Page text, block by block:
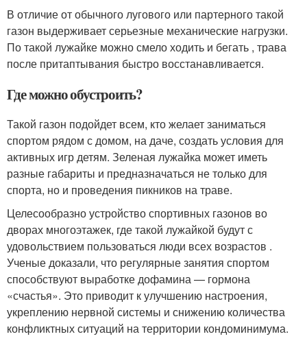
В отличие от обычного лугового или партерного такой
газон выдерживает серьезные механические нагрузки.
По такой лужайке можно смело ходить и бегать , трава
после притаптывания быстро восстанавливается.
Где можно обустроить?
Такой газон подойдет всем, кто желает заниматься
спортом рядом с домом, на даче, создать условия для
активных игр детям. Зеленая лужайка может иметь
разные габариты и предназначаться не только для
спорта, но и проведения пикников на траве.
Целесообразно устройство спортивных газонов во
дворах многоэтажек, где такой лужайкой будут с
удовольствием пользоваться люди всех возрастов .
Ученые доказали, что регулярные занятия спортом
способствуют выработке дофамина — гормона
«счастья». Это приводит к улучшению настроения,
укреплению нервной системы и снижению количества
конфликтных ситуаций на территории кондоминимума.